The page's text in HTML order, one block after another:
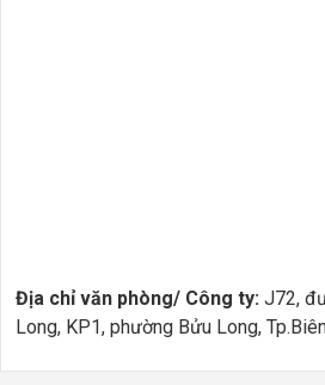
Địa chỉ văn phòng/ Công ty: J72,
Long, KP1, phường Bửu Long,